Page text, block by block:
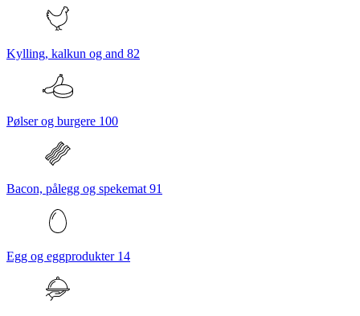
Kylling, kalkun og and 82
Pølser og burgere 100
Bacon, pålegg og spekemat 91
Egg og eggprodukter 14